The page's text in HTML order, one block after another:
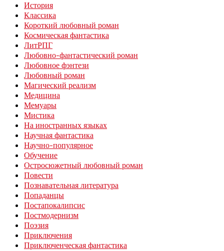
История
Классика
Короткий любовный роман
Космическая фантастика
ЛитРПГ
Любовно-фантастический роман
Любовное фэнтези
Любовный роман
Магический реализм
Медицина
Мемуары
Мистика
На иностранных языках
Научная фантастика
Научно-популярное
Обучение
Остросюжетный любовный роман
Повести
Познавательная литература
Попаданцы
Постапокалипсис
Постмодернизм
Поэзия
Приключения
Приключенческая фантастика